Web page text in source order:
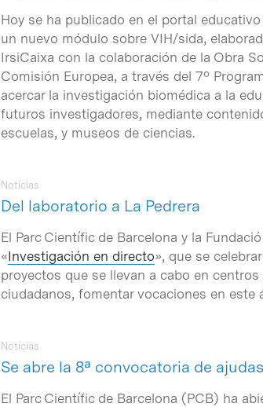
Hoy se ha publicado en el portal
un nuevo módulo sobre VIH/sida,
IrsiCaixa con la colaboración de la Obra
Comisión Europea, a través del 7º
acercar la investigación biomédica a la
futuros investigadores, mediante
escuelas, y museos de ciencias.
Del laboratorio a La Pedrera
Notícias
El Parc Científic de Barcelona y la
«Investigación en directo», que se
proyectos que se llevan a cabo en
ciudadanos, fomentar vocaciones en
Se abre la 8ª convocatoria de
Notícias
El Parc Científic de Barcelona (PCB) ha